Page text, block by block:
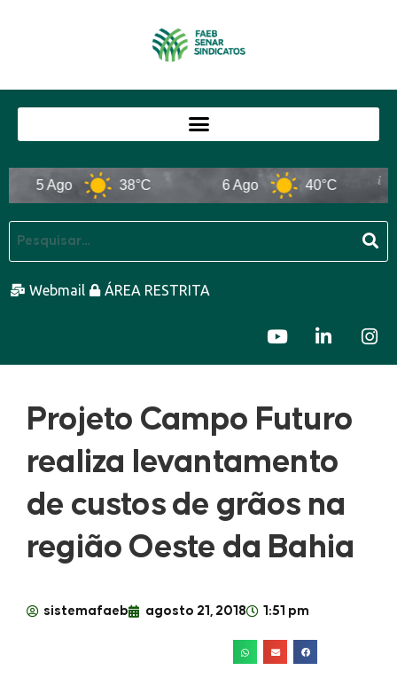
5 Ago 38°C 6 Ago 40°C
Webmail ÁREA RESTRITA
Projeto Campo Futuro
realiza levantamento
de custos de grãos na
região Oeste da Bahia
sistemafaeb agosto 21, 2018 1:51 pm